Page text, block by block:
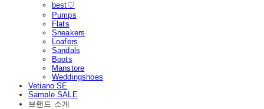
best♡
Pumps
Flats
Sneakers
Loafers
Sandals
Boots
Manstore
Weddingshoes
Vetiano SE
Sample SALE
브랜드 소개